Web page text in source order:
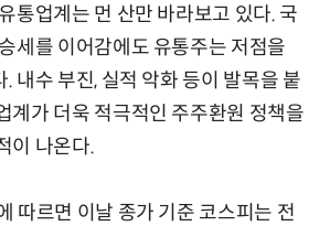
통업계는 먼 산만 바라보고 있다. 국
세를 이어감에도 유통주는 저점을
내수 부진, 실적 악화 등이 발목을 붙
계가 더욱 적극적인 주주환원 정책을
이 나온다.
따르면 이날 종가 기준 코스피는 전